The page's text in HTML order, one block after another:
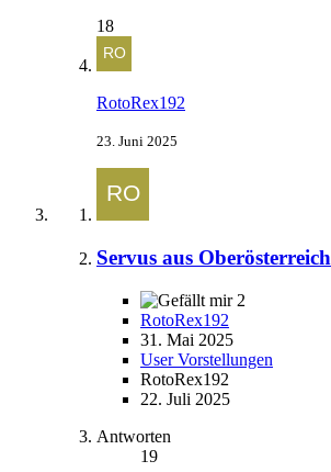
18
RotoRex192
23. Juni 2025
Servus aus Oberösterreich
2
RotoRex192
31. Mai 2025
User Vorstellungen
RotoRex192
22. Juli 2025
Antworten
19